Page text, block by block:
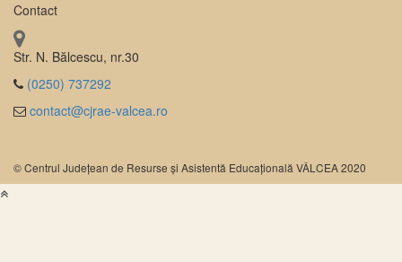
Contact
Str. N. Bălcescu, nr.30
(0250) 737292
contact@cjrae-valcea.ro
© Centrul Județean de Resurse și Asistentă Educațională VÂLCEA 2020